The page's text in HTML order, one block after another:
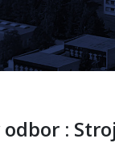
: